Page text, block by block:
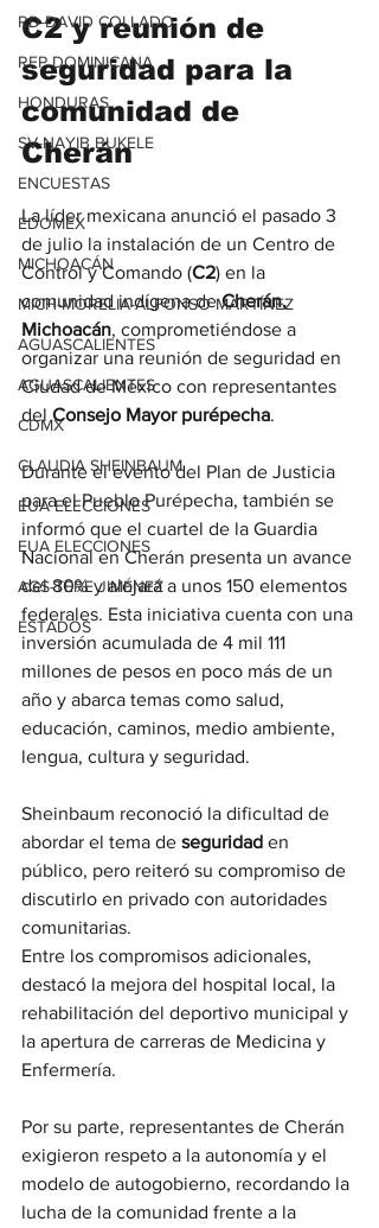
RD-DAVID COLLADO
REP DOMINICANA
HONDURAS
SV-NAYIB BUKELE
ENCUESTAS
EDOMEX
MICHOACÁN
MICH-MORELIA-ALFONSO MARTÍNEZ
AGUASCALIENTES
AGUASCALIENTES
CDMX
CLAUDIA SHEINBAUM
EUA ELECCIONES
EUA ELECCIONES
AGS-TERE JIMÉNEZ
ESTADOS
C2 y reunión de
seguridad para la
comunidad de
Cherán
La líder mexicana anunció el pasado 3
de julio la instalación de un Centro de
Control y Comando (C2) en la
comunidad indígena de Cherán,
Michoacán, comprometiéndose a
organizar una reunión de seguridad en
Ciudad de México con representantes
del Consejo Mayor purépecha.
Durante el evento del Plan de Justicia
para el Pueblo Purépecha, también se
informó que el cuartel de la Guardia
Nacional en Cherán presenta un avance
del 80% y alojará a unos 150 elementos
federales. Esta iniciativa cuenta con una
inversión acumulada de 4 mil 111
millones de pesos en poco más de un
año y abarca temas como salud,
educación, caminos, medio ambiente,
lengua, cultura y seguridad.
Sheinbaum reconoció la dificultad de
abordar el tema de seguridad en
público, pero reiteró su compromiso de
discutirlo en privado con autoridades
comunitarias.
Entre los compromisos adicionales,
destacó la mejora del hospital local, la
rehabilitación del deportivo municipal y
la apertura de carreras de Medicina y
Enfermería.
Por su parte, representantes de Cherán
exigieron respeto a la autonomía y el
modelo de autogobierno, recordando la
lucha de la comunidad frente a la